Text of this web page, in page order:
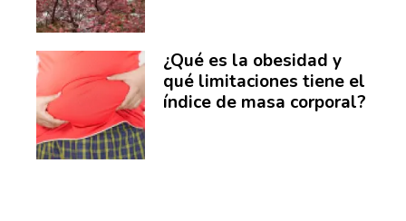
¿Qué es la obesidad y
qué limitaciones tiene el
índice de masa corporal?